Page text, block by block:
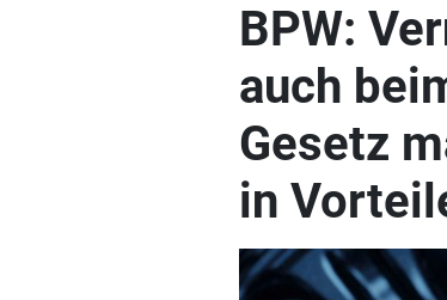
BPW:
auch
Gesetz
in